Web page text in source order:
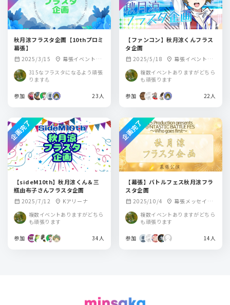
秋月涼フラスタ企画【10thプロミ
幕張】
calendar_month 2025/3/15 location_on 幕張イベントホ
315なフラスタになるよう頑張
ります💪
参加 23人
【ファンコン】秋月涼くんフラス
タ企画
calendar_month 2025/5/18 location_on 幕張イベントホ
複数イベントありますがどちら
も頑張ります
参加 22人
【sideM10th】秋月涼くん＆三
瓶由布子さんフラスタ企画
calendar_month 2025/7/12 location_on Kアリーナ
複数イベントありますがどちら
も頑張ります
参加 34人
企画完了
【幕張】バトルフェス秋月涼フラ
スタ企画
calendar_month 2025/10/4 location_on 幕張メッセイベ
複数イベントありますがどちら
も頑張ります
参加 14人
企画完了